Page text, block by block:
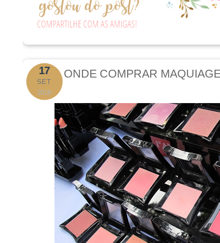
17
SET
2019
ONDE COMPRAR